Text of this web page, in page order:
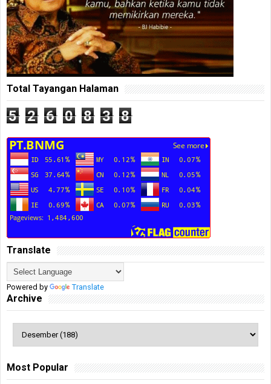
Total Tayangan Halaman
5 2 6 0 8 3 8
Translate
Powered by Translate
Archive
Most Popular